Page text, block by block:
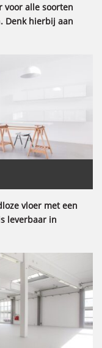
voor alle soorten
Denk hierbij aan
vloer met een
leverbaar in